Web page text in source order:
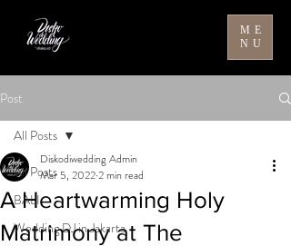
ME
NU
Post
All Posts
BALI
Wedding DJ in Jakarta
All Posts
A Heartwarming Holy
Matrimony at The
Diskodiwedding Admin
Mar 5, 20222 min read